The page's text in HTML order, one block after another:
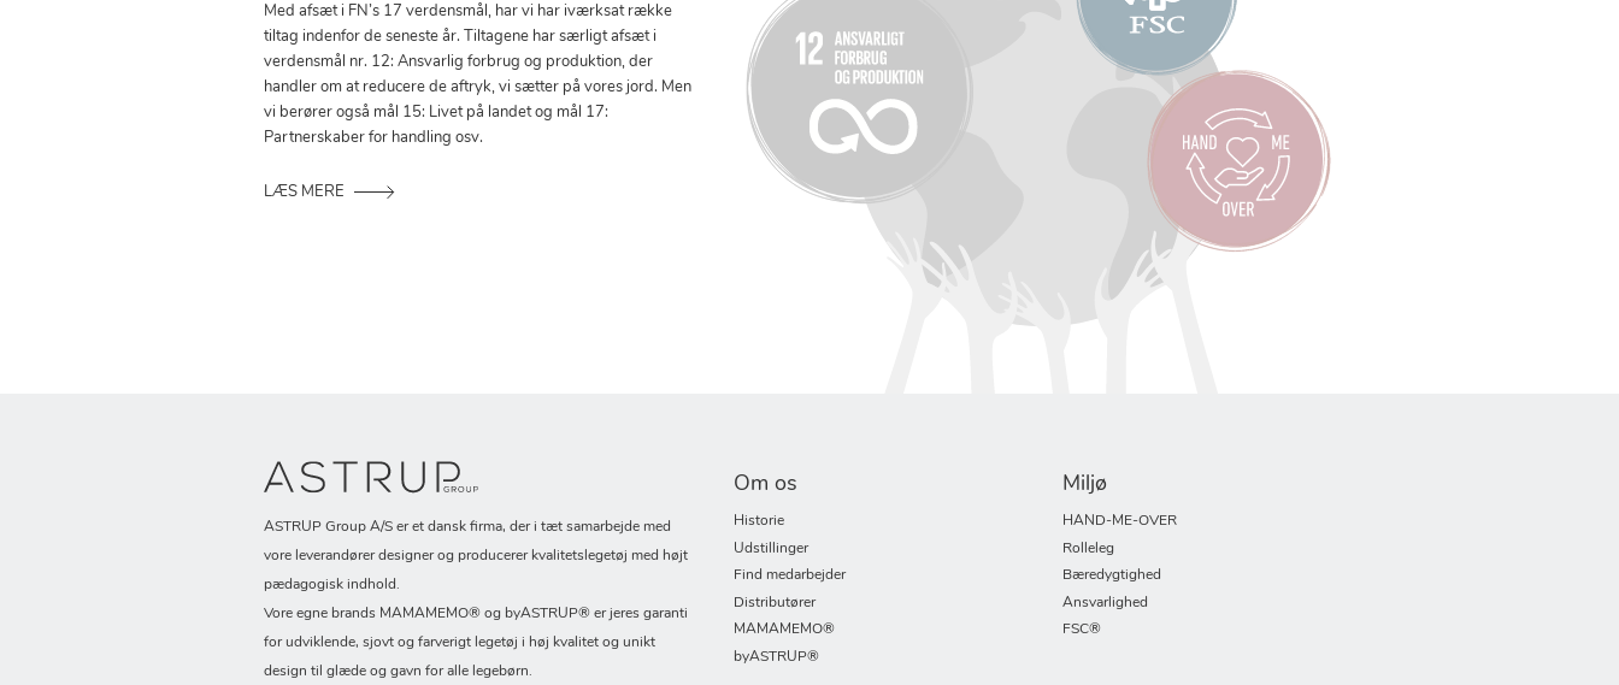
Med afsæt i FN’s 17 verdensmål, har vi har iværksat række
tiltag indenfor de seneste år. Tiltagene har særligt afsæt i
verdensmål nr. 12: Ansvarlig forbrug og produktion, der
handler om at reducere de aftryk, vi sætter på vores jord. Men
vi berører også mål 15: Livet på landet og mål 17:
Partnerskaber for handling osv.
LÆS MERE
ASTRUP Group A/S er et dansk firma, der i tæt samarbejde med
vore leverandører designer og producerer kvalitetslegetøj med højt
pædagogisk indhold.
Vore egne brands MAMAMEMO® og byASTRUP® er jeres garanti
for udviklende, sjovt og farverigt legetøj i høj kvalitet og unikt
design til glæde og gavn for alle legebørn.
Om os
Historie
Udstillinger
Find medarbejder
Distributører
MAMAMEMO®
byASTRUP®
Miljø
HAND-ME-OVER
Rolleleg
Bæredygtighed
Ansvarlighed
FSC®